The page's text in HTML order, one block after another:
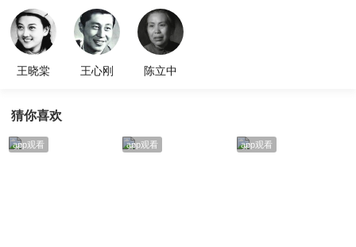
王晓棠 王心刚 陈立中
猜你喜欢
app观看 app观看 app观看